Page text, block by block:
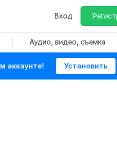
Вход
Аудио, видео, съемка
аккаунте! Установить